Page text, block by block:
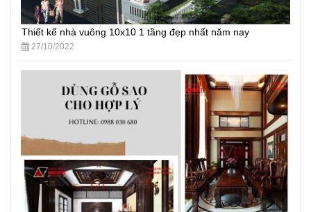
Thiết kế nhà vuông 10x10 1 tầng đẹp nhất năm nay
27/10/2022